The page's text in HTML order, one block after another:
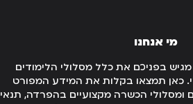
מי אנחנו
בפניכם את כלל מסלולי הלימודים
כאן תמצאו בקלות את המידע המפורט
הכשרה מקצועיים בהפרדה, תנאי